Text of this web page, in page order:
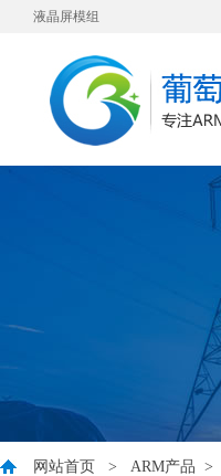
液晶屏模组
网站首页 > ARM产品 >